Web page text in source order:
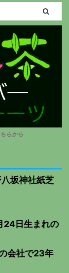
らから
坂神社紙芝
24日生まれの
会社で23年